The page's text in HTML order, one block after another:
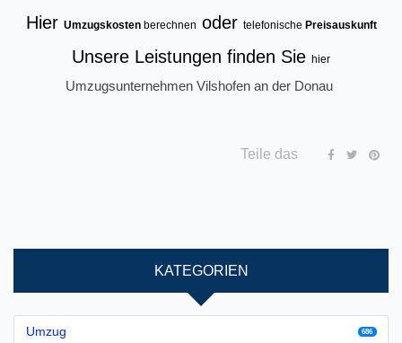
Hier Umzugskostenberechnen oder telefonische Preisauskunft
Unsere Leistungen finden Sie hier
Umzugsunternehmen Vilshofen an der Donau
Teile das
KATEGORIEN
Umzug 686